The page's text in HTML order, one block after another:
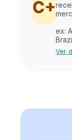
C+
ex:
Ver